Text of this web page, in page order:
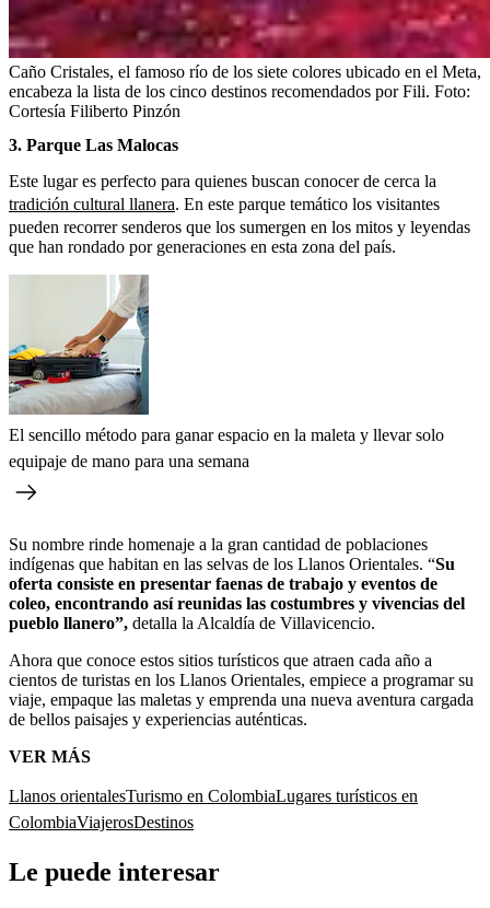
Caño Cristales, el famoso río de los siete colores ubicado en el Meta,
encabeza la lista de los cinco destinos recomendados por Fili. Foto:
Cortesía Filiberto Pinzón
3. Parque Las Malocas
Este lugar es perfecto para quienes buscan conocer de cerca la
tradición cultural llanera. En este parque temático los visitantes
pueden recorrer senderos que los sumergen en los mitos y leyendas
que han rondado por generaciones en esta zona del país.
El sencillo método para ganar espacio en la maleta y llevar solo
equipaje de mano para una semana
Su nombre rinde homenaje a la gran cantidad de poblaciones
indígenas que habitan en las selvas de los Llanos Orientales. “Su
oferta consiste en presentar faenas de trabajo y eventos de
coleo, encontrando así reunidas las costumbres y vivencias del
pueblo llanero”, detalla la Alcaldía de Villavicencio.
Ahora que conoce estos sitios turísticos que atraen cada año a
cientos de turistas en los Llanos Orientales, empiece a programar su
viaje, empaque las maletas y emprenda una nueva aventura cargada
de bellos paisajes y experiencias auténticas.
VER MÁS
Llanos orientalesTurismo en ColombiaLugares turísticos en
ColombiaViajerosDestinos
Le puede interesar